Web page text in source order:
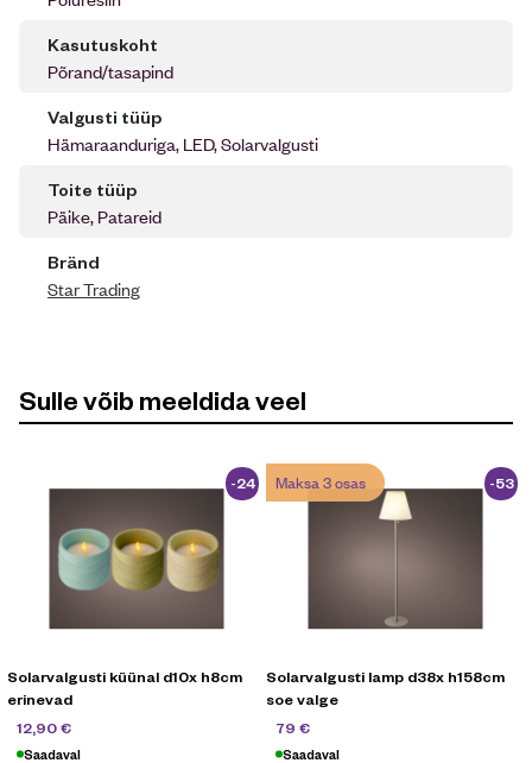
Kasutuskoht
Põrand/tasapind
Valgusti tüüp
Hämaraanduriga, LED, Solarvalgusti
Toite tüüp
Päike, Patareid
Bränd
Star Trading
Sulle võib meeldida veel
-24
%
Solarvalgusti küünal d10x h8cm
erinevad
12,90€
Saadaval
Maksa 3 osas
-53
%
Solarvalgusti lamp d38x h158cm
soe valge
79 €
Saadaval